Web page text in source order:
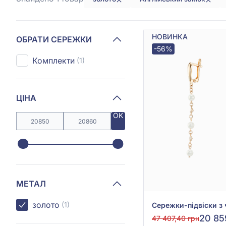
ОБРАТИ СЕРЕЖКИ
Комплекти (1)
ЦІНА
OK
МЕТАЛ
золото (1)
НОВИНКА
-56%
47 407,40 грн20